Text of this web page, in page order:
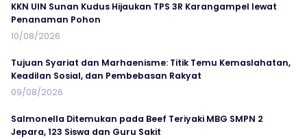
KKN UIN Sunan Kudus Hijaukan TPS 3R Karangampel lewat
Penanaman Pohon
10/08/2026
Tujuan Syariat dan Marhaenisme: Titik Temu Kemaslahatan,
Keadilan Sosial, dan Pembebasan Rakyat
09/08/2026
Salmonella Ditemukan pada Beef Teriyaki MBG SMPN 2
Jepara, 123 Siswa dan Guru Sakit